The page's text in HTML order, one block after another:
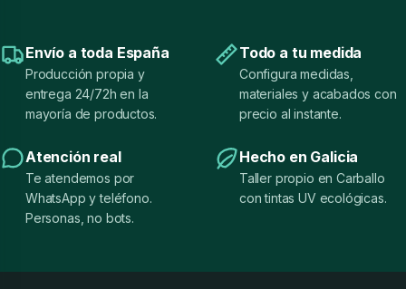
Envío a toda España
Producción propia y
entrega 24/72h en la
mayoría de productos.
Todo a tu medida
Configura medidas,
materiales y acabados con
precio al instante.
Atención real
Te atendemos por
WhatsApp y teléfono.
Personas, no bots.
Hecho en Galicia
Taller propio en Carballo
con tintas UV ecológicas.